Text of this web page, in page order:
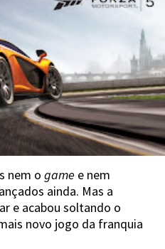
nem ogame e nem
ainda. Mas a
e acabou soltando o
novo jogo da franquia